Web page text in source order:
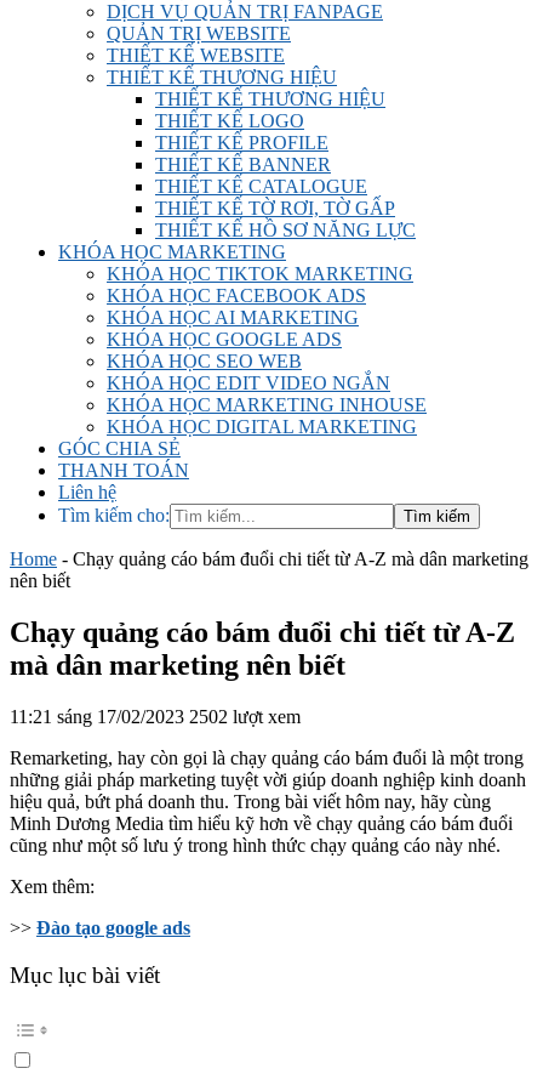
DỊCH VỤ QUẢN TRỊ FANPAGE
QUẢN TRỊ WEBSITE
THIẾT KẾ WEBSITE
THIẾT KẾ THƯƠNG HIỆU
THIẾT KẾ THƯƠNG HIỆU
THIẾT KẾ LOGO
THIẾT KẾ PROFILE
THIẾT KẾ BANNER
THIẾT KẾ CATALOGUE
THIẾT KẾ TỜ RƠI, TỜ GẤP
THIẾT KẾ HỒ SƠ NĂNG LỰC
KHÓA HỌC MARKETING
KHÓA HỌC TIKTOK MARKETING
KHÓA HỌC FACEBOOK ADS
KHÓA HỌC AI MARKETING
KHÓA HỌC GOOGLE ADS
KHÓA HỌC SEO WEB
KHÓA HỌC EDIT VIDEO NGẮN
KHÓA HỌC MARKETING INHOUSE
KHÓA HỌC DIGITAL MARKETING
GÓC CHIA SẺ
THANH TOÁN
Liên hệ
Tìm kiếm cho:
Home - Chạy quảng cáo bám đuổi chi tiết từ A-Z mà dân marketing
nên biết
Chạy quảng cáo bám đuổi chi tiết từ A-Z
mà dân marketing nên biết
11:21 sáng 17/02/2023 2502 lượt xem
Remarketing, hay còn gọi là chạy quảng cáo bám đuổi là một trong
những giải pháp marketing tuyệt vời giúp doanh nghiệp kinh doanh
hiệu quả, bứt phá doanh thu. Trong bài viết hôm nay, hãy cùng
Minh Dương Media tìm hiểu kỹ hơn về chạy quảng cáo bám đuổi
cũng như một số lưu ý trong hình thức chạy quảng cáo này nhé.
Xem thêm:
>> Đào tạo google ads
Mục lục bài viết